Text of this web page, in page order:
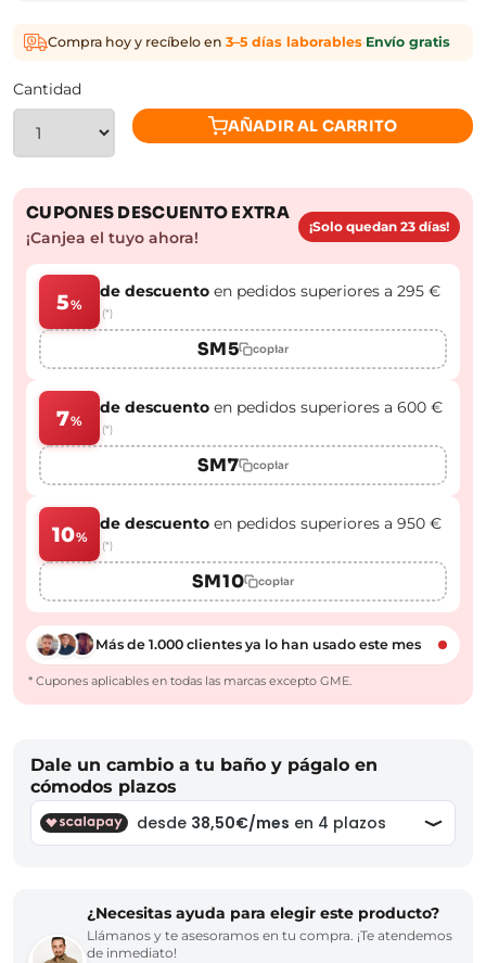
Compra hoy y recíbelo en 3–5 días laborables·Envío gratis
Cantidad
AÑADIR AL CARRITO
CUPONES DESCUENTO EXTRA
¡Canjea el tuyo ahora!
¡Solo quedan 23 días!
5%
de descuento en pedidos superiores a 295 €
(*)
SM5 copiar
7%
de descuento en pedidos superiores a 600 €
(*)
SM7 copiar
10%
de descuento en pedidos superiores a 950 €
(*)
SM10 copiar
Más de 1.000 clientes ya lo han usado este mes
* Cupones aplicables en todas las marcas excepto GME.
Dale un cambio a tu baño y págalo en
cómodos plazos
¿Necesitas ayuda para elegir este producto?
Llámanos y te asesoramos en tu compra. ¡Te atendemos
de inmediato!